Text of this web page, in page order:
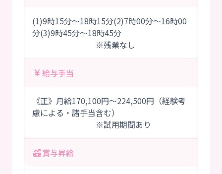
(1)9時15分～18時15分(2)7時00分～16時00
分(3)9時45分～18時45分
※残業なし
給与手当
《正》月給170,100円～224,500円（経験考
慮による・諸手当含む）
※試用期間あり
賞与昇給